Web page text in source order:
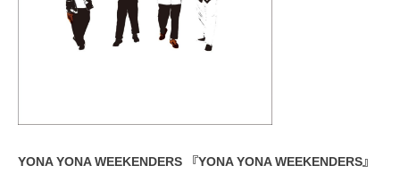
YONA YONA WEEKENDERS 『YONA YONA WEEKENDERS』